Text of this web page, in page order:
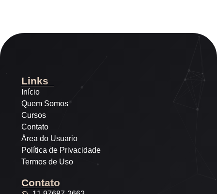
Links
Início
Quem Somos
Cursos
Contato
Área do Usuario
Política de Privacidade
Termos de Uso
Contato